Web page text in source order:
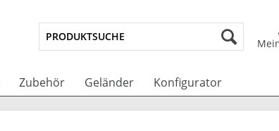
Zubehör Geländer Konfigurator